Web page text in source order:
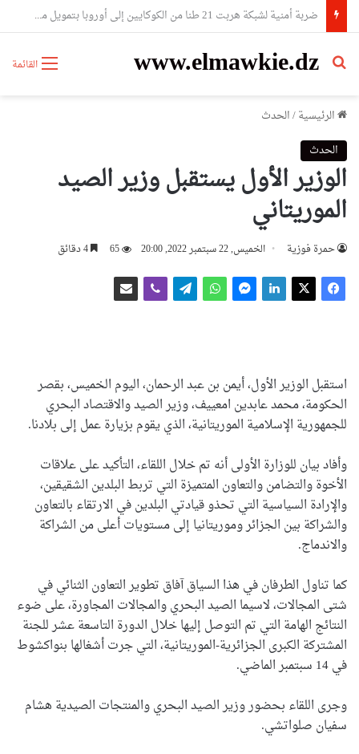
النائب علوش أمين يتولى متابعة العلاقات بين المجلس الشعبي الوطني ومجلس الأمة والحكومة
القائمة www.elmawkie.dz
بحث عن
الرئيسية/الحدث
الحدث
الوزير الأول يستقبل وزير الصيد
الموريتاني
حمرة فوزية الخميس, 22 سبتمبر 2022, 20:00 65
استقبل الوزير الأول، أيمن بن عبد الرحمان، اليوم الخميس، بقصر
الحكومة، محمد عابدين امعييف، وزير الصيد والاقتصاد البحري
للجمهورية الإسلامية الموريتانية، الذي يقوم بزيارة عمل إلى بلادنا.
وأفاد بيان للوزارة الأولى أنه تم خلال اللقاء، التأكيد على علاقات
الأخوة والتضامن والتعاون المتميزة التي تربط البلدين الشقيقين،
والإرادة السياسية التي تحذو قيادتي البلدين في الارتقاء بالتعاون
والشراكة بين الجزائر وموريتانيا إلى مستويات أعلى من الشراكة
والاندماج.
كما تناول الطرفان في هذا السياق آفاق تطوير التعاون الثنائي في
شتى المجالات، لاسيما الصيد البحري والمجالات المجاورة، على ضوء
النتائج الهامة التي تم التوصل إليها خلال الدورة التاسعة عشر للجنة
المشتركة الكبرى الجزائرية-الموريتانية، التي جرت أشغالها بنواكشوط
في 14 سبتمبر الماضي.
وجرى اللقاء بحضور وزير الصيد البحري والمنتجات الصيدية هشام
سفيان صلواتشي.